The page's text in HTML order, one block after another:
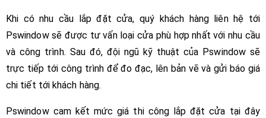
Khi có nhu cầu lắp đặt cửa, quý khách hàng liên hệ tới
Pswindow sẽ được tư vấn loại cửa phù hợp nhất với nhu cầu
và công trình. Sau đó, đội ngũ kỹ thuật của Pswindow sẽ
trực tiếp tới công trình để đo đạc, lên bản vẽ và gửi báo giá
chi tiết tới khách hàng.
Pswindow cam kết mức giá thi công lắp đặt cửa tại đây